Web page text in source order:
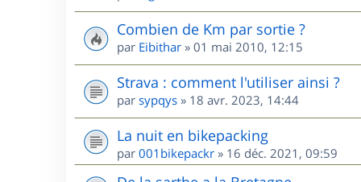
Combien de Km par sortie ?
par Eibithar » 01 mai 2010, 12:15
Strava : comment l'utiliser ainsi ?
par sypqys » 18 avr. 2023, 14:44
La nuit en bikepacking
par 001bikepackr » 16 déc. 2021, 09:59